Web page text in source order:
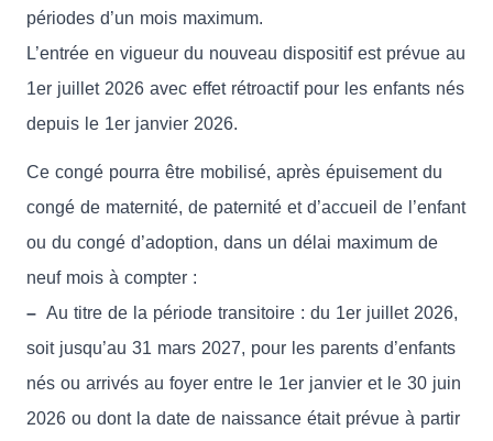
périodes d’un mois maximum.
L’entrée en vigueur du nouveau dispositif est prévue au
1er juillet 2026 avec effet rétroactif pour les enfants nés
depuis le 1er janvier 2026.
Ce congé pourra être mobilisé, après épuisement du
congé de maternité, de paternité et d’accueil de l’enfant
ou du congé d’adoption, dans un délai maximum de
neuf mois à compter :
– Au titre de la période transitoire : du 1er juillet 2026,
soit jusqu’au 31 mars 2027, pour les parents d’enfants
nés ou arrivés au foyer entre le 1er janvier et le 30 juin
2026 ou dont la date de naissance était prévue à partir